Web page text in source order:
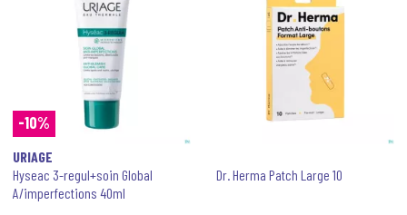
-10%
URIAGE
Hyseac 3-regul+soin Global
A/imperfections 40ml
Dr. Herma Patch Large 10